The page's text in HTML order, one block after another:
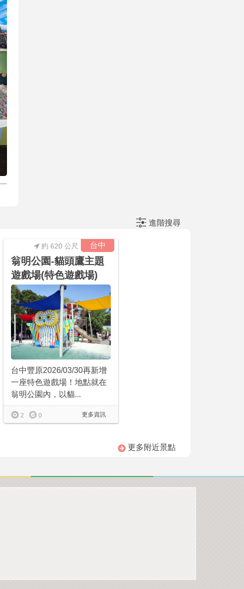
進階搜尋
台中
約 620 公尺
翁明公園-貓頭鷹主題
遊戲場(特色遊戲場)
台中豐原2026/03/30再新增
一座特色遊戲場！地點就在
翁明公園內，以貓...
更多資訊
2 0
更多附近景點